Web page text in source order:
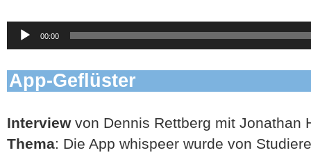
Audio-
Player
00:00
App-Geflüster
Interviewvon Dennis Rettberg mit Jonathan
Thema: Die App whispeer wurde von